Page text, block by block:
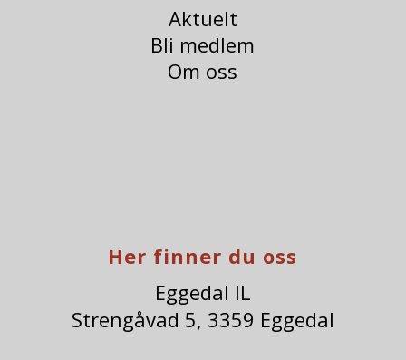
Aktuelt
Bli medlem
Om oss
Her finner du oss
Eggedal IL
Strengåvad 5, 3359 Eggedal